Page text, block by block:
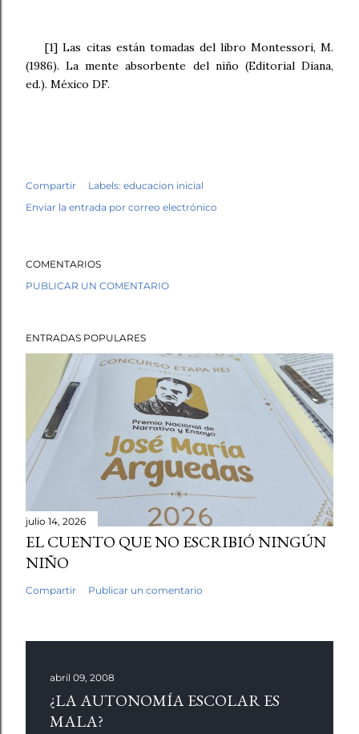
[1] Las citas están tomadas del libro Montessori, M.
(1986). La mente absorbente del niño (Editorial Diana,
ed.). México DF.
Compartir Labels: educacion inicial
Enviar la entrada por correo electrónico
COMENTARIOS
PUBLICAR UN COMENTARIO
ENTRADAS POPULARES
julio 14, 2026
EL CUENTO QUE NO ESCRIBIÓ NINGÚN
NIÑO
Compartir Publicar un comentario
abril 09, 2008
¿LA AUTONOMÍA ESCOLAR ES
MALA?